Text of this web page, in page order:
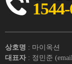
상호명 : 마이옥션
대표자 : 정민준